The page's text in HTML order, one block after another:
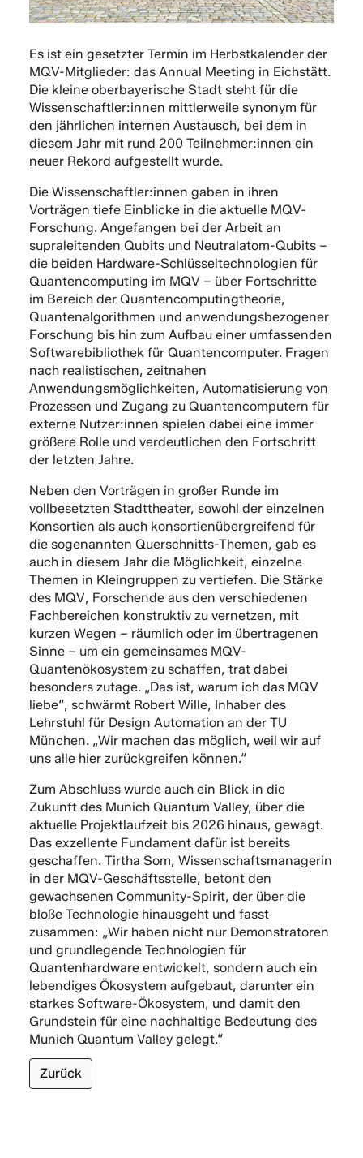
Es ist ein gesetzter Termin im Herbstkalender der
MQV-Mitglieder: das Annual Meeting in Eichstätt.
Die kleine oberbayerische Stadt steht für die
Wissenschaftler:innen mittlerweile synonym für
den jährlichen internen Austausch, bei dem in
diesem Jahr mit rund 200 Teilnehmer:innen ein
neuer Rekord aufgestellt wurde.
Die Wissenschaftler:innen gaben in ihren
Vorträgen tiefe Einblicke in die aktuelle MQV-
Forschung. Angefangen bei der Arbeit an
supraleitenden Qubits und Neutralatom-Qubits –
die beiden Hardware-Schlüsseltechnologien für
Quantencomputing im MQV – über Fortschritte
im Bereich der Quantencomputingtheorie,
Quantenalgorithmen und anwendungsbezogener
Forschung bis hin zum Aufbau einer umfassenden
Softwarebibliothek für Quantencomputer. Fragen
nach realistischen, zeitnahen
Anwendungsmöglichkeiten, Automatisierung von
Prozessen und Zugang zu Quantencomputern für
externe Nutzer:innen spielen dabei eine immer
größere Rolle und verdeutlichen den Fortschritt
der letzten Jahre.
Neben den Vorträgen in großer Runde im
vollbesetzten Stadttheater, sowohl der einzelnen
Konsortien als auch konsortienübergreifend für
die sogenannten Querschnitts-Themen, gab es
auch in diesem Jahr die Möglichkeit, einzelne
Themen in Kleingruppen zu vertiefen. Die Stärke
des MQV, Forschende aus den verschiedenen
Fachbereichen konstruktiv zu vernetzen, mit
kurzen Wegen – räumlich oder im übertragenen
Sinne – um ein gemeinsames MQV-
Quantenökosystem zu schaffen, trat dabei
besonders zutage. „Das ist, warum ich das MQV
liebe“, schwärmt Robert Wille, Inhaber des
Lehrstuhl für Design Automation an der TU
München. „Wir machen das möglich, weil wir auf
uns alle hier zurückgreifen können.“
Zum Abschluss wurde auch ein Blick in die
Zukunft des Munich Quantum Valley, über die
aktuelle Projektlaufzeit bis 2026 hinaus, gewagt.
Das exzellente Fundament dafür ist bereits
geschaffen. Tirtha Som, Wissenschaftsmanagerin
in der MQV-Geschäftsstelle, betont den
gewachsenen Community-Spirit, der über die
bloße Technologie hinausgeht und fasst
zusammen: „Wir haben nicht nur Demonstratoren
und grundlegende Technologien für
Quantenhardware entwickelt, sondern auch ein
lebendiges Ökosystem aufgebaut, darunter ein
starkes Software-Ökosystem, und damit den
Grundstein für eine nachhaltige Bedeutung des
Munich Quantum Valley gelegt.“
Zurück